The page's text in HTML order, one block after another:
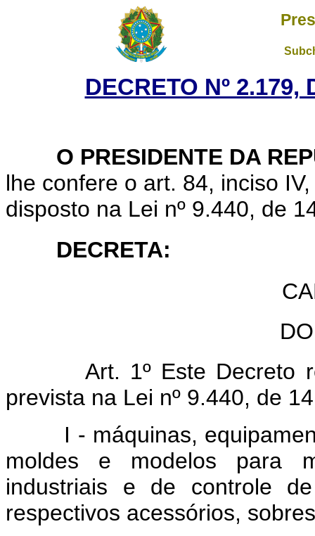
DECRETO Nº 2.179,
O PRESIDENTE DA
lhe confere o art. 84, inciso
disposto na Lei nº 9.440, de
DECRETA:
Art. 1º Este Decreto
prevista na Lei nº 9.440, de
I - máquinas,
moldes e modelos para
industriais e de controle
respectivos acessórios,